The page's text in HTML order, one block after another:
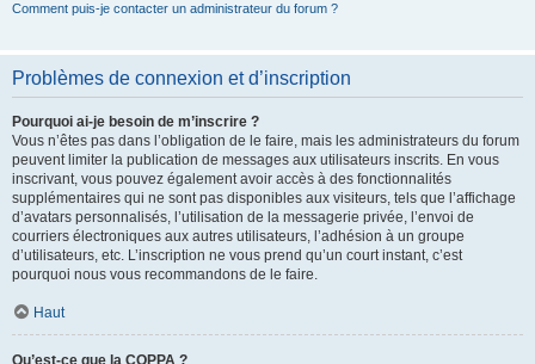
Comment puis-je contacter un administrateur du forum ?
Problèmes de connexion et d’inscription
Pourquoi ai-je besoin de m’inscrire ?
Vous n’êtes pas dans l’obligation de le faire, mais les administrateurs du forum
peuvent limiter la publication de messages aux utilisateurs inscrits. En vous
inscrivant, vous pouvez également avoir accès à des fonctionnalités
supplémentaires qui ne sont pas disponibles aux visiteurs, tels que l’affichage
d’avatars personnalisés, l’utilisation de la messagerie privée, l’envoi de
courriers électroniques aux autres utilisateurs, l’adhésion à un groupe
d’utilisateurs, etc. L’inscription ne vous prend qu’un court instant, c’est
pourquoi nous vous recommandons de le faire.
Haut
Qu’est-ce que la COPPA ?